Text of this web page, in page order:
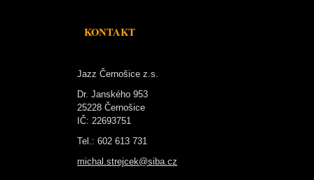
KONTAKT
Jazz Černošice z.s.
Dr. Janského 953
25228 Černošice
IČ: 22693751
Tel.: 602 613 731
michal.strejcek@siba.cz